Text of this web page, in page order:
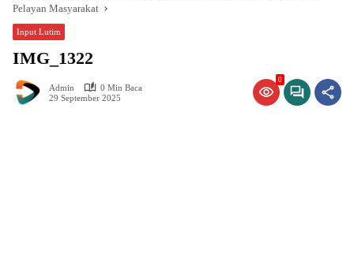
Pelayan Masyarakat
Input Lutim
IMG_1322
Admin
0 Min Baca
29 September 2025
0